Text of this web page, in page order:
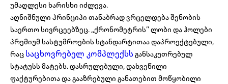
უმაღლესი ხარისხი იძლევა.
აღნიშნული პრინციპი თანაბრად ვრცელდება შენობის
საერთო სივრცეებზეც. „ქრონომეტრის’’ ლობი და ჰოლები
პრემიუმ სასტუმროების სტანდარტითაა დაპროექტებული,
რაც საცხოვრებელ კომპლექსსგანსაკუთრებულ
სტატუსს მატებს. დასრულებული, დახვეწილი
ფაქტურებითა და გააზრებული განათებით მოწყობილი